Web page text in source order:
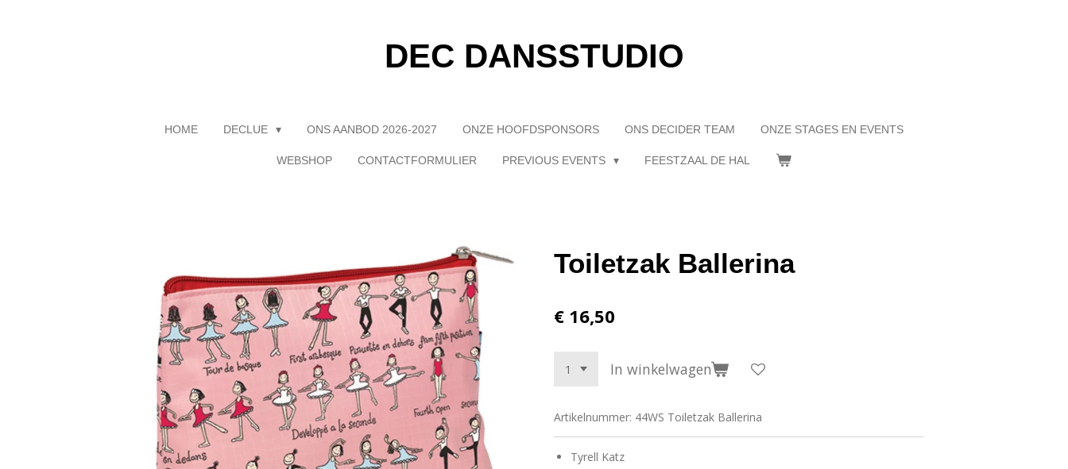
DEC DANSSTUDIO
HOME DECLUE ONS AANBOD 2026-2027 ONZE HOOFDSPONSORS ONS DECIDER TEAM ONZE STAGES EN EVENTS
WEBSHOP CONTACTFORMULIER PREVIOUS EVENTS FEESTZAAL DE HAL
Toiletzak Ballerina
€ 16,50
In winkelwagen
Artikelnummer: 44WS Toiletzak Ballerina
Tyrell Katz